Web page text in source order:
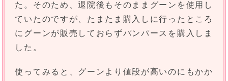
た。そのため、退院後もそのままグーンを使用し
ていたのですが、たまたま購入しに行ったところ
にグーンが販売しておらずパンパースを購入しま
した。
使ってみると、グーンより値段が高いのにもかか